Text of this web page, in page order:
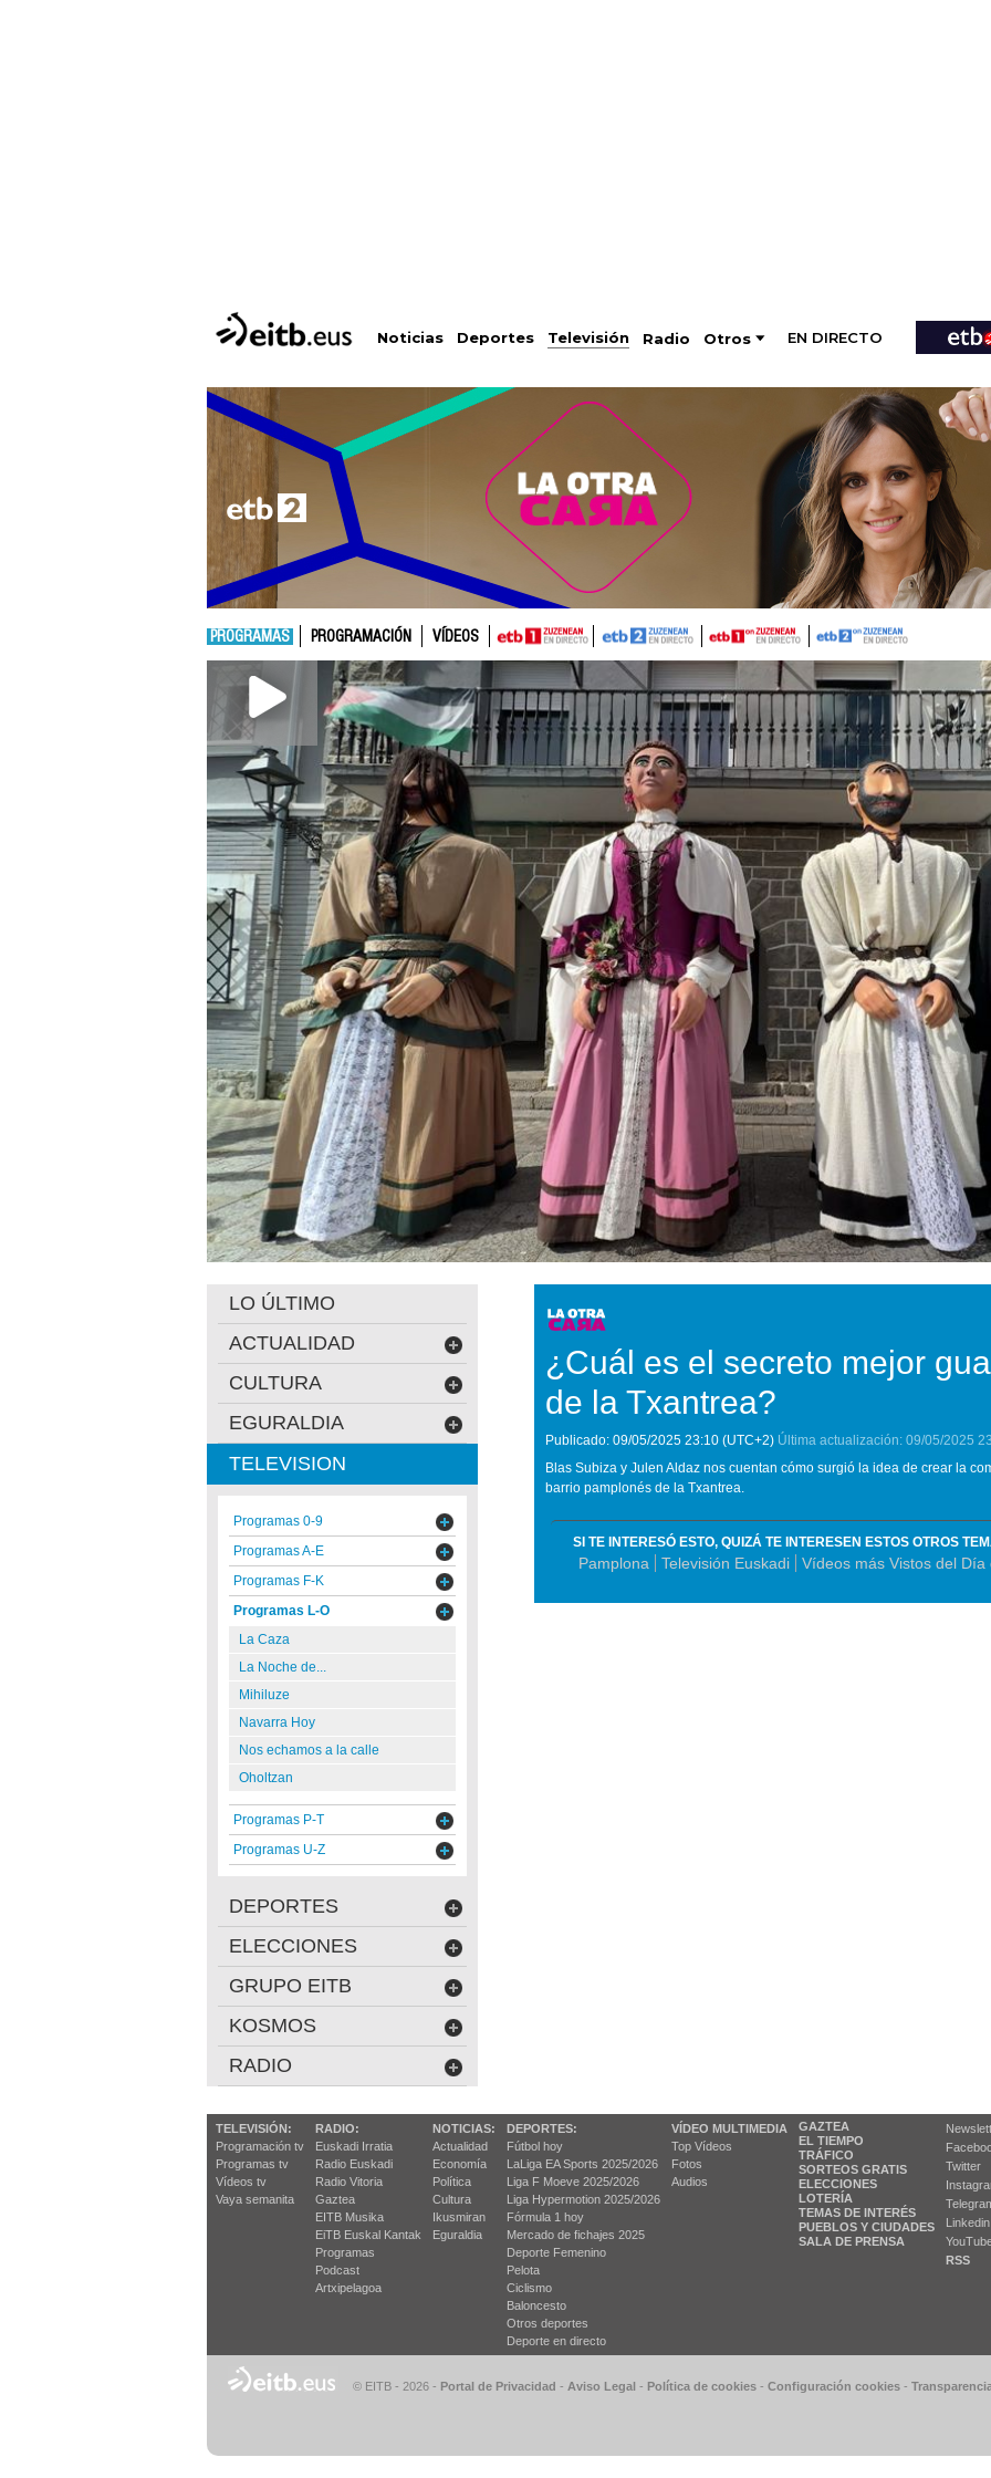
Noticias Deportes Televisión Radio Otros EN DIRECTO
PROGRAMAS PROGRAMACIÓN VÍDEOS
¿Cuál es el secreto mejor
de la Txantrea?
Publicado: 09/05/2025 23:10 (UTC+2) Última actualización: 09/05/2025
Blas Subiza y Julen Aldaz nos cuentan cómo surgió la idea de crear la
barrio pamplonés de la Txantrea.
SI TE INTERESÓ ESTO, QUIZÁ TE INTERESEN ESTOS OTROS
Pamplona Televisión Euskadi Vídeos más Vistos del Día
LO ÚLTIMO
ACTUALIDAD
CULTURA
EGURALDIA
TELEVISION
Programas 0-9
Programas A-E
Programas F-K
Programas L-O
La Caza
La Noche de...
Mihiluze
Navarra Hoy
Nos echamos a la calle
Oholtzan
Programas P-T
Programas U-Z
DEPORTES
ELECCIONES
GRUPO EITB
KOSMOS
RADIO
TELEVISIÓN:
Programación tv
Programas tv
Vídeos tv
Vaya semanita
RADIO:
Euskadi Irratia
Radio Euskadi
Radio Vitoria
Gaztea
EITB Musika
EiTB Euskal Kantak
Programas
Podcast
Artxipelagoa
NOTICIAS:
Actualidad
Economía
Política
Cultura
Ikusmiran
Eguraldia
DEPORTES:
Fútbol hoy
LaLiga EA Sports 2025/2026
Liga F Moeve 2025/2026
Liga Hypermotion 2025/2026
Fórmula 1 hoy
Mercado de fichajes 2025
Deporte Femenino
Pelota
Ciclismo
Baloncesto
Otros deportes
Deporte en directo
VÍDEO MULTIMEDIA
Top Vídeos
Fotos
Audios
GAZTEA
EL TIEMPO
TRÁFICO
SORTEOS GRATIS
ELECCIONES
LOTERÍA
TEMAS DE INTERÉS
PUEBLOS Y CIUDADES
SALA DE PRENSA
Twitter
Linkedin
RSS
© EITB - 2026 - Portal de Privacidad - Aviso Legal - Política de cookies - Configuración cookies -